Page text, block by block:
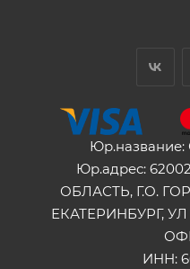
Юр.название:
Юр.адрес:
ОБЛАСТЬ, Г.О.
ЕКАТЕРИНБУРГ,
ИНН: